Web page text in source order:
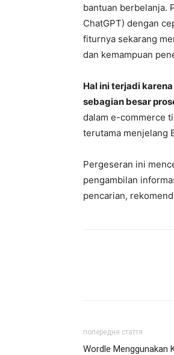
bantuan berbelanja.
ChatGPT) dengan
fiturnya sekarang
dan kemampuan
Hal ini terjadi
sebagian besar
dalam e-commerce
terutama menjelang
Pergeseran ini
pengambilan
pencarian,
попередня стаття
Wordle Menggunakan